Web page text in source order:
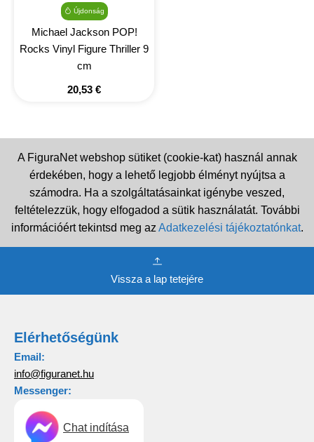
Újdonság
Michael Jackson POP!
Rocks Vinyl Figure Thriller 9
cm
20,53 €
A FiguraNet webshop sütiket (cookie-kat) használ annak
érdekében, hogy a lehető legjobb élményt nyújtsa a
számodra. Ha a szolgáltatásainkat igénybe veszed,
feltételezzük, hogy elfogadod a sütik használatát. További
információért tekintsd meg az Adatkezelési tájékoztatónkat.
Vissza a lap tetejére
Elérhetőségünk
Email:
info@figuranet.hu
Messenger:
Chat indítása